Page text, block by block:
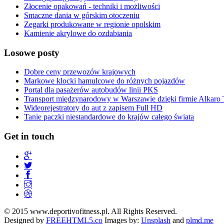
Złocenie opakowań - techniki i możliwości
Smaczne dania w górskim otoczeniu
Zegarki produkowane w regionie opolskim
Kamienie akrylowe do ozdabiania
Losowe posty
Dobre ceny przewozów krajowych
Markowe klocki hamulcowe do różnych pojazdów
Portal dla pasażerów autobudów linii PKS
Transport międzynarodowy w Warszawie dzięki firmie Alkaro
Wideorejestratory do aut z zapisem Full HD
Tanie paczki niestandardowe do krajów całego świata
Get in touch
© 2015 www.deportivofitness.pl. All Rights Reserved.
Designed by FREEHTML5.co Images by: Unsplash and plmd.me